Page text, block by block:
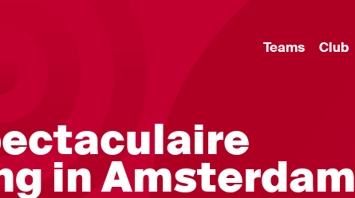
Teams Club
in Amsterdam